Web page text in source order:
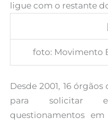
ligue com o restante
foto: Movimento
Desde 2001, 16
para solicitar
questionamentos